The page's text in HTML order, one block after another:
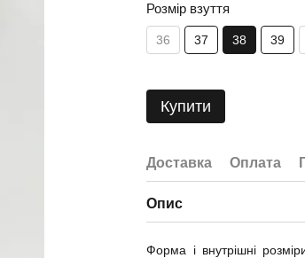
Розмір взуття
36 37 38 39
Купити
Доставка Оплата
Опис
Форма і внутрішні